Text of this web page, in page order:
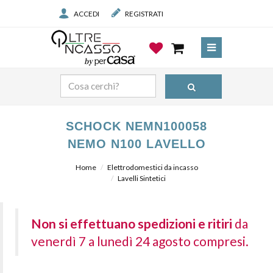
ACCEDI REGISTRATI
SCHOCK NEMN100058
NEMO N100 LAVELLO
Home
Elettrodomestici da incasso
Lavelli Sintetici
Non si effettuano spedizioni e ritiri da
venerdì 7 a lunedì 24 agosto compresi.